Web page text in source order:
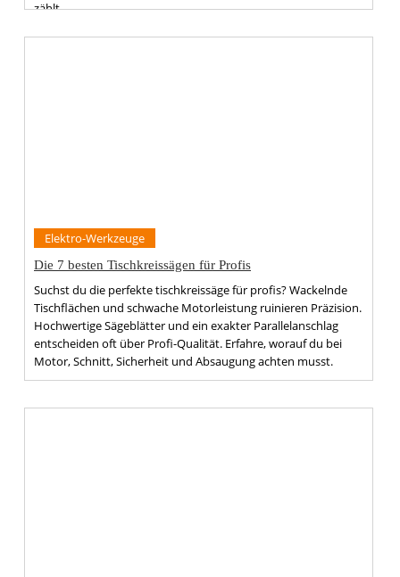
zählt.
Elektro-Werkzeuge
Die 7 besten Tischkreissägen für Profis
Suchst du die perfekte tischkreissäge für profis? Wackelnde
Tischflächen und schwache Motorleistung ruinieren Präzision.
Hochwertige Sägeblätter und ein exakter Parallelanschlag
entscheiden oft über Profi-Qualität. Erfahre, worauf du bei
Motor, Schnitt, Sicherheit und Absaugung achten musst.